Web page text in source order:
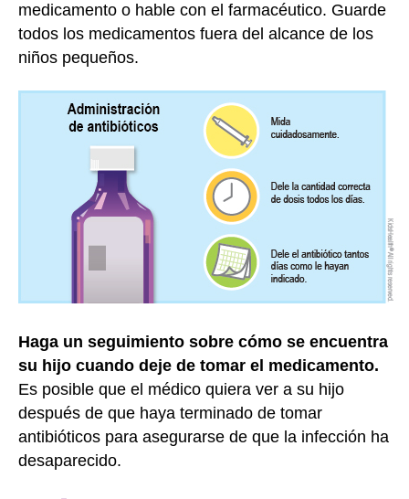
medicamento o hable con el farmacéutico. Guarde
todos los medicamentos fuera del alcance de los
niños pequeños.
Haga un seguimiento sobre cómo se encuentra
su hijo cuando deje de tomar el medicamento.
Es posible que el médico quiera ver a su hijo
después de que haya terminado de tomar
antibióticos para asegurarse de que la infección ha
desaparecido.